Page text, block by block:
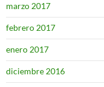
marzo 2017
febrero 2017
enero 2017
diciembre 2016